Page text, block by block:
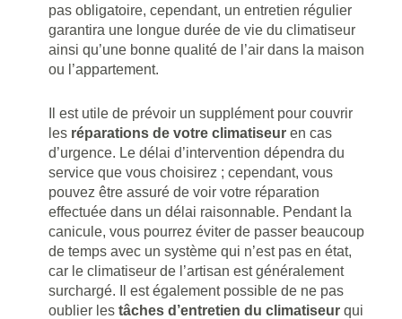
pas obligatoire, cependant, un entretien régulier
garantira une longue durée de vie du climatiseur
ainsi qu’une bonne qualité de l’air dans la maison
ou l’appartement.
Il est utile de prévoir un supplément pour couvrir
les réparations de votre climatiseur en cas
d’urgence. Le délai d’intervention dépendra du
service que vous choisirez ; cependant, vous
pouvez être assuré de voir votre réparation
effectuée dans un délai raisonnable. Pendant la
canicule, vous pourrez éviter de passer beaucoup
de temps avec un système qui n’est pas en état,
car le climatiseur de l’artisan est généralement
surchargé. Il est également possible de ne pas
oublier lestâches d’entretien du climatiseur qui